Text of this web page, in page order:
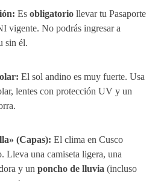
Es obligatorio llevar tu Pasaporte
vigente. No podrás ingresar a
sin él.
El sol andino es muy fuerte. Usa
lentes con protección UV y un
(Capas): El clima en Cusco
Lleva una camiseta ligera, una
y un poncho de lluvia (incluso